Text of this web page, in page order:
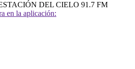
DEL CIELO 91.7 FM
en la aplicación: